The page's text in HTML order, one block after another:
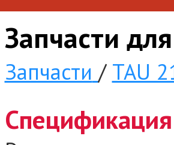
Запчасти
Запчасти /TAU